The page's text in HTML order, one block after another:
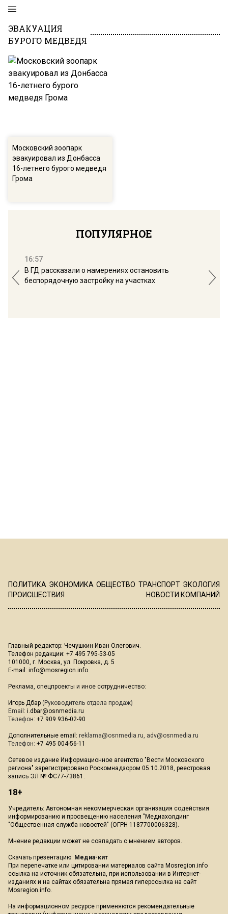
ЭВАКУАЦИЯ
БУРОГО МЕДВЕДЯ
Московский зоопарк
эвакуировал из Донбасса
16-летнего бурого медведя
Грома
ПОПУЛЯРНОЕ
16:57
В ГД рассказали о намерениях остановить
беспорядочную застройку на участках
ПОЛИТИКА ЭКОНОМИКА ОБЩЕСТВО ТРАНСПОРТ ЭКОЛОГИЯ
ПРОИСШЕСТВИЯ
НОВОСТИ КОМПАНИЙ
Главный редактор: Чечушкин Иван Олегович.
Телефон редакции: +7 495 795-53-05
101000, г. Москва, ул. Покровка, д. 5
E-mail: info@mosregion.info
Реклама, спецпроекты и иное сотрудничество:
Игорь Дбар (Руководитель отдела продаж)
Email: i.dbar@osnmedia.ru
Телефон: +7 909 936-02-90
Дополнительные email: reklama@osnmedia.ru, adv@osnmedia.ru
Телефон: +7 495 004-56-11
Сетевое издание Информационное агентство "Вести Московского
региона" зарегистрировано Роскомнадзором 05.10.2018, реестровая
запись ЭЛ № ФС77-73861.
18+
Учредитель: Автономная некоммерческая организация содействия
информированию и просвещению населения "Медиахолдинг
"Общественная служба новостей" (ОГРН 1187700006328).
Мнение редакции может не совпадать с мнением авторов.
Скачать презентацию: Медиа-кит
При перепечатке или цитировании материалов сайта Mosregion.info
ссылка на источник обязательна, при использовании в Интернет-
изданиях и на сайтах обязательна прямая гиперссылка на сайт
Mosregion.info.
На информационном ресурсе применяются рекомендательные